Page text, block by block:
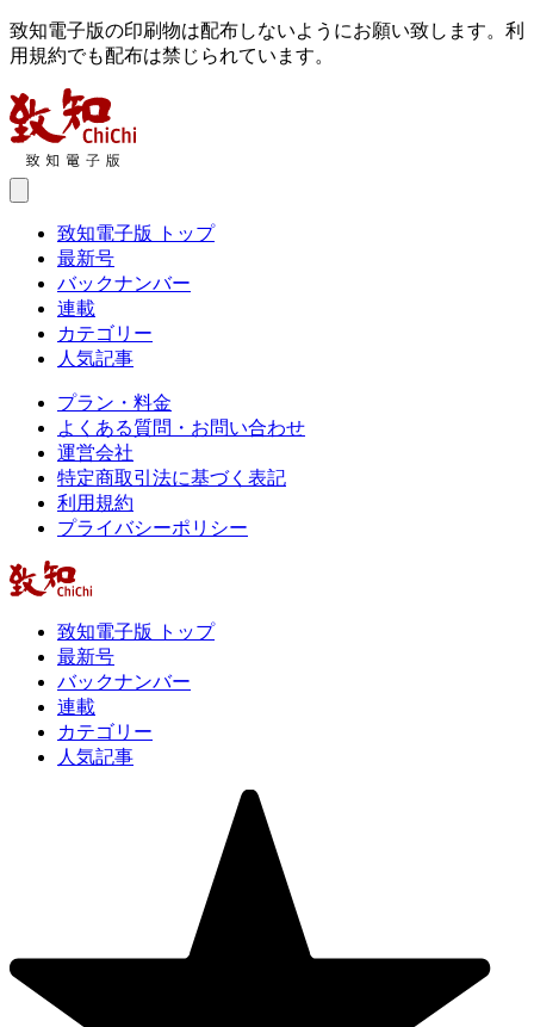
致知電子版の印刷物は配布しないようにお願い致します。利
用規約でも配布は禁じられています。
致知電子版 トップ
最新号
バックナンバー
連載
カテゴリー
人気記事
プラン・料金
よくある質問・お問い合わせ
運営会社
特定商取引法に基づく表記
利用規約
プライバシーポリシー
致知電子版 トップ
最新号
バックナンバー
連載
カテゴリー
人気記事